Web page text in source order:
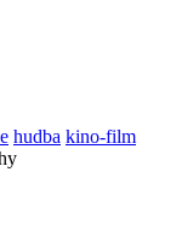
hudba kino-film